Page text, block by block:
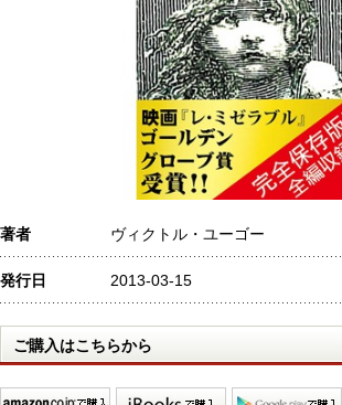
著者 ヴィクトル・ユーゴー
発行日 2013-03-15
ご購入はこちらから